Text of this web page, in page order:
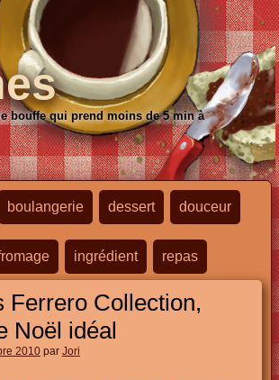
bouffe qui prend moins de 5 min à
boulangerie dessert douceur
ingrédient repas
Ferrero Collection,
Noël idéal
2010 par Jori